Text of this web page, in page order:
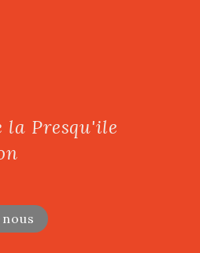
la Presqu'ile